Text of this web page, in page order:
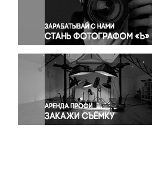
Правосудие
Происшествия и конфликты
Религия
Светская жизнь
Спорт
Экология
Экономика и бизнес